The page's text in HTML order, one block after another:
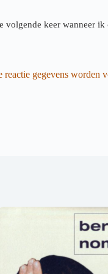
keer wanneer ik
reactie gegevens worden